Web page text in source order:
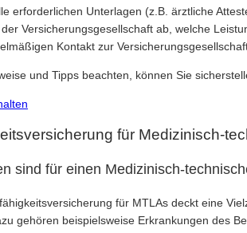
erforderlichen Unterlagen (z.B. ärztliche
Versicherungsgesellschaft ab, welche
Kontakt zur
und Tipps beachten, können Sie
für Medizinisch-
sind für einen Medizinisch-
für MTLAs deckt eine
gehören beispielsweise Erkrankungen des